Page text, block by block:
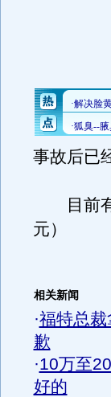
事故后已
目前有
元）
相关新闻
·福特总
歉
·10万至
好的